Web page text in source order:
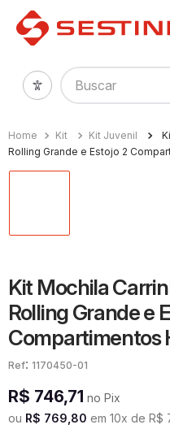
Buscar
Kit Kit Juvenil
Rolling Grande e Estojo 2
Kit Mochila
Rolling Grande e
Compartimentos
: 1170450-01
R$ 746,71 no Pix
ou R$ 769 80 em 10x de R$